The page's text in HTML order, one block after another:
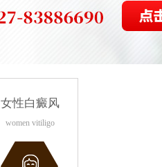
女性白癜风
women vitiligo